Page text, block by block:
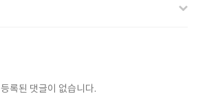
등록된 댓글이 없습니다.